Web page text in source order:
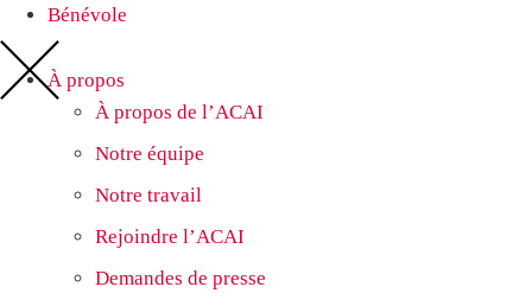
Bénévole
À propos
À propos de l’ACAI
Notre équipe
Notre travail
Rejoindre l’ACAI
Demandes de presse